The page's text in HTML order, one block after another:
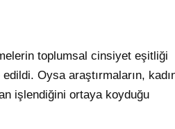
toplumsal cinsiyet eşitliği
Oysa araştırmaların,
işlendiğini ortaya koyduğu